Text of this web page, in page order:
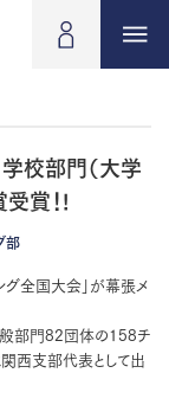
校部門（大学
賞！!
部
グ全国大会」が幕張メ
部門82団体の158チ
関西支部代表として出